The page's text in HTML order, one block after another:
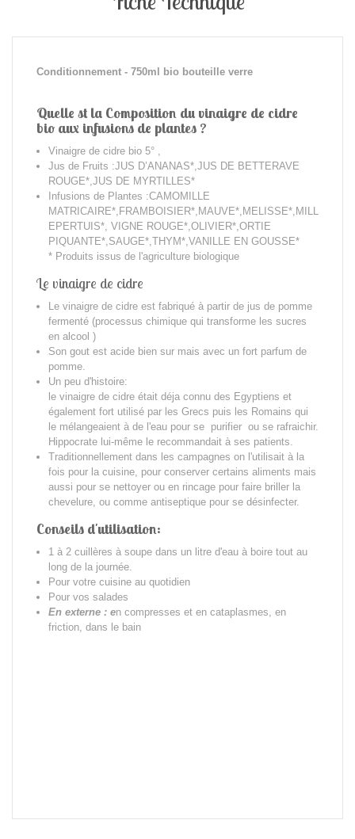
Conditionnement - 750ml bio bouteille verre
Quelle st la Composition du vinaigre de cidre
bio aux infusions de plantes ?
Vinaigre de cidre bio 5° ,
Jus de Fruits :JUS D’ANANAS*,JUS DE BETTERAVE
ROUGE*,JUS DE MYRTILLES*
Infusions de Plantes :CAMOMILLE
MATRICAIRE*,FRAMBOISIER*,MAUVE*,MELISSE*,MILL
EPERTUIS*, VIGNE ROUGE*,OLIVIER*,ORTIE
PIQUANTE*,SAUGE*,THYM*,VANILLE EN GOUSSE*
* Produits issus de l'agriculture biologique
Le vinaigre de cidre
Le vinaigre de cidre est fabriqué à partir de jus de pomme
fermenté (processus chimique qui transforme les sucres
en alcool )
Son gout est acide bien sur mais avec un fort parfum de
pomme.
Un peu d'histoire:
le vinaigre de cidre était déja connu des Egyptiens et
également fort utilisé par les Grecs puis les Romains qui
le mélangeaient à de l'eau pour se purifier ou se rafraichir.
Hippocrate lui-même le recommandait à ses patients.
Traditionnellement dans les campagnes on l'utilisait à la
fois pour la cuisine, pour conserver certains aliments mais
aussi pour se nettoyer ou en rincage pour faire briller la
chevelure, ou comme antiseptique pour se désinfecter.
Conseils d'utilisation:
1 à 2 cuillères à soupe dans un litre d'eau à boire tout au
long de la journée.
Pour votre cuisine au quotidien
Pour vos salades
En externe : en compresses et en cataplasmes, en
friction, dans le bain